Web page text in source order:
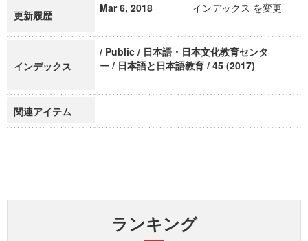
更新履歴
Mar 6, 2018 インデックス を変更
インデックス
/ Public / 日本語・日本文化教育センタ
ー / 日本語と日本語教育 / 45 (2017)
関連アイテム
ランキング